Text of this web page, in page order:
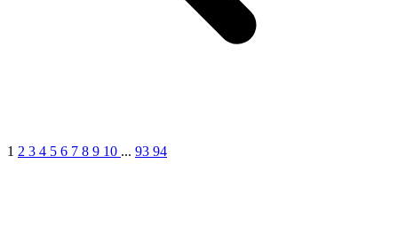
1 2 3 4 5 6 7 8 9 10 ... 93 94